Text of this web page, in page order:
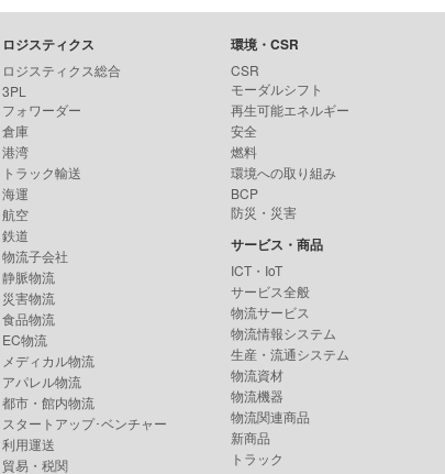
ロジスティクス
ロジスティクス総合
3PL
フォワーダー
倉庫
港湾
トラック輸送
海運
航空
鉄道
物流子会社
静脈物流
災害物流
食品物流
EC物流
メディカル物流
アパレル物流
都市・館内物流
スタートアップ･ベンチャー
利用運送
貿易・税関
環境・CSR
CSR
モーダルシフト
再生可能エネルギー
安全
燃料
環境への取り組み
BCP
防災・災害
サービス・商品
ICT・IoT
サービス全般
物流サービス
物流情報システム
生産・流通システム
物流資材
物流機器
物流関連商品
新商品
トラック